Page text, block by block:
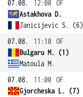
07.08. 12:00 OF
Astakhova D.
Janicijevic S. (6)
07.08.
11:10 OF
Bulgaru M. (1)
Matoula M.
07.08.
11:00 OF
Gjorcheska L. (7)